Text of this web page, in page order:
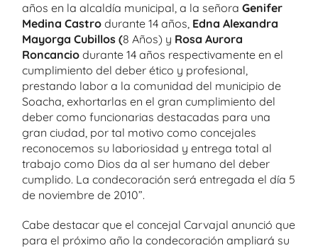
años en la alcaldía municipal, a la señora Genifer
Medina Castro durante 14 años, Edna Alexandra
Mayorga Cubillos (8 Años) y Rosa Aurora
Roncancio durante 14 años respectivamente en el
cumplimiento del deber ético y profesional,
prestando labor a la comunidad del municipio de
Soacha, exhortarlas en el gran cumplimiento del
deber como funcionarias destacadas para una
gran ciudad, por tal motivo como concejales
reconocemos su laboriosidad y entrega total al
trabajo como Dios da al ser humano del deber
cumplido. La condecoración será entregada el día 5
de noviembre de 2010”.
Cabe destacar que el concejal Carvajal anunció que
para el próximo año la condecoración ampliará su